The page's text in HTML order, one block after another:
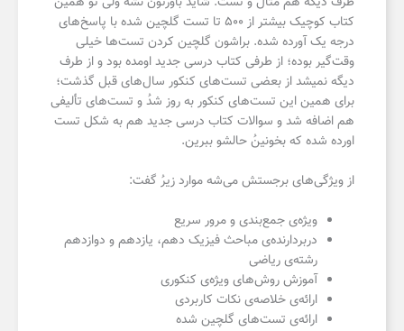
کتاب کوچیک بیشتر از ۵۰۰ تا تست گلچین شده با پاسخ­‌های
درجه یک آورده شده. براشون گلچین کردن تست­‌ها خیلی
وقت‌گیر بوده؛ از طرفی کتاب درسی جدید اومده بود و از طرف
دیگه نمیشد از بعضی تست‌های کنکور سال­‌های قبل گذشت؛
برای همین این تست‌های کنکور به روز شدُ و تست‌های تألیفی
هم اضافه شد و سوالات کتاب درسی جدید هم به شکل تست
اورده شده که بخونینُ حالشو ببرین.
از ویژگی‌های برجستش می‌‌شه موارد زیرُ گفت:
ویژه‌ی جمع‌بندی و مرور سریع
دربردارنده‌ی مباحث فیزیک دهم، یازدهم و دوازدهم
رشته‌ی ریاضی
آموزش روش‌های ویژه‌ی کنکوری
ارائه‌ی خلاصه‌ی نکات کاربردی
ارائه‌ی تست‌های گلچین شده